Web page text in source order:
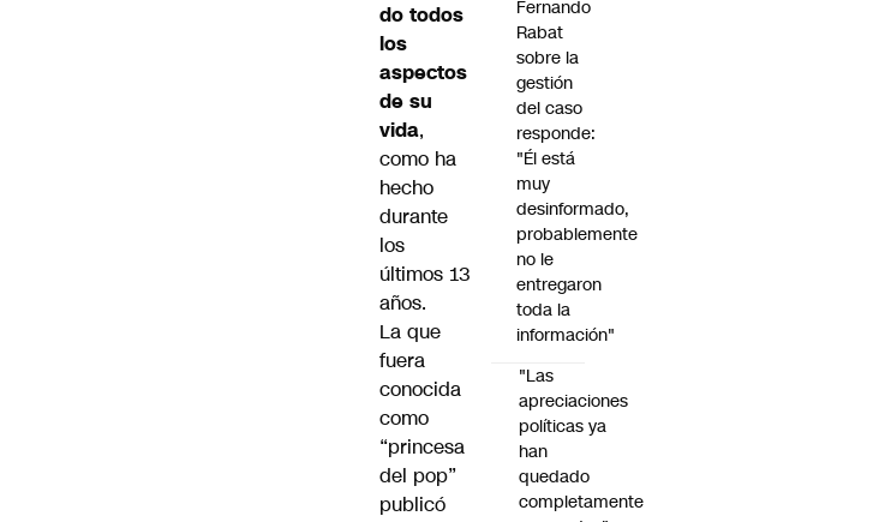
do todos
los
aspectos
de su
vida,
como ha
hecho
durante
los
últimos 13
años.
La que
fuera
conocida
como
“princesa
del pop”
publicó
Fernando
Rabat
sobre la
gestión
del caso
responde:
"Él está
muy
desinformado,
probablemente
no le
entregaron
toda la
información"
"Las
apreciaciones
políticas ya
han
quedado
completamente